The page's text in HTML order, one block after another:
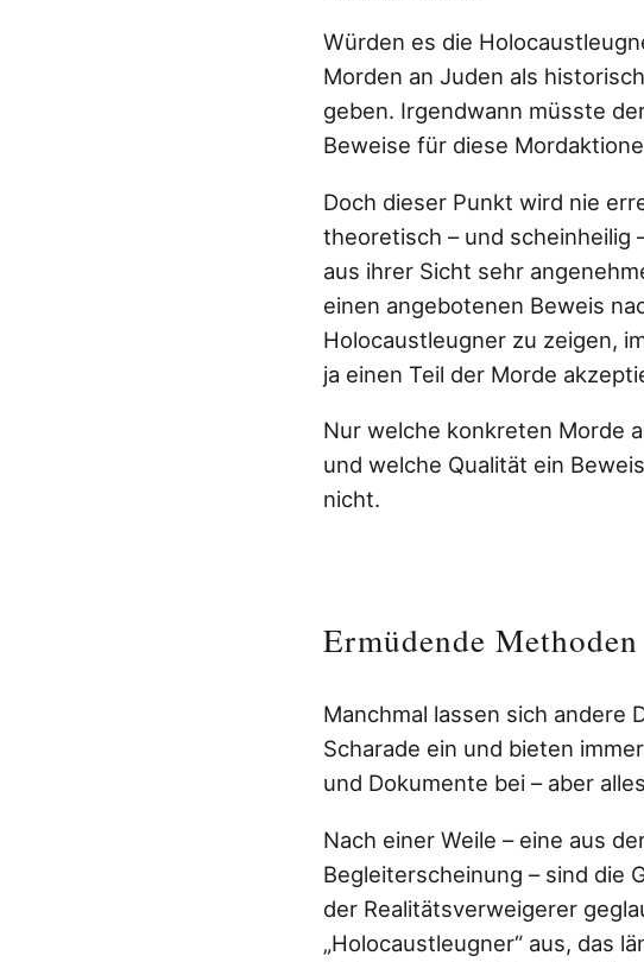
Würden es die
Morden an Juden als
geben. Irgendwann müsste
Beweise für diese
Doch dieser Punkt wird nie
theoretisch – und scheinheilig
aus ihrer Sicht sehr
einen angebotenen Beweis
Holocaustleugner zu zeigen,
ja einen Teil der Morde
Nur welche konkreten Morde
und welche Qualität ein
nicht.
Ermüdende Methoden
Manchmal lassen sich andere
Scharade ein und bieten
und Dokumente bei – aber
Nach einer Weile – eine aus
Begleiterscheinung – sind die
der Realitätsverweigerer
„Holocaustleugner“ aus, das